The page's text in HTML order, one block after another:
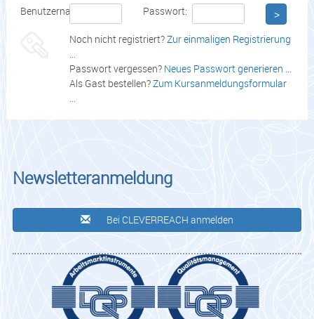
Benutzername: Passwort: >
Noch nicht registriert?Zur einmaligen Registrierung
Passwort vergessen? Neues Passwort generieren ...
Als Gast bestellen?Zum Kursanmeldungsformular
Newsletteranmeldung
Bei CLEVERREACH anmelden